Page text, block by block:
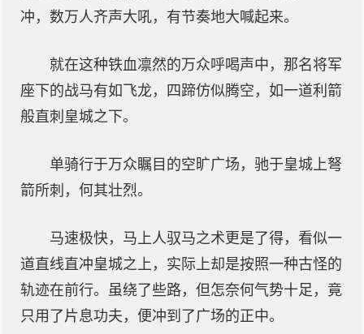
冲，数万人齐声大吼，有节奏地大喊起来。
就在这种铁血凛然的万众呼喝声中，那名将军
座下的战马有如飞龙，四蹄仿似腾空，如一道利箭
般直刺皇城之下。
单骑行于万众瞩目的空旷广场，驰于皇城上弩
箭所刺，何其壮烈。
马速极快，马上人驭马之术更是了得，看似一
道直线直冲皇城之上，实际上却是按照一种古怪的
轨迹在前行。虽绕了些路，但怎奈何气势十足，竟
只用了片息功夫，便冲到了广场的正中。